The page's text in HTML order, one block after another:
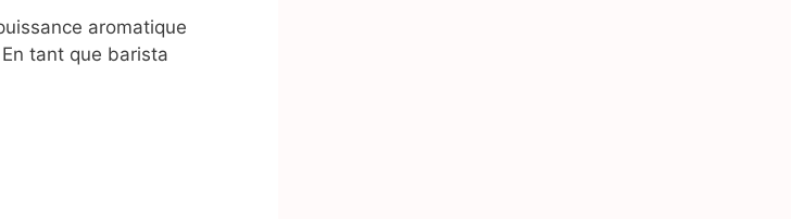
aromatique
tant que barista